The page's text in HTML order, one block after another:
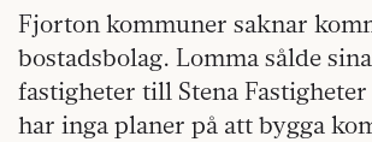
Fjorton kommuner saknar
bostadsbolag. Lomma sålde
fastigheter till Stena
har inga planer på att bygga